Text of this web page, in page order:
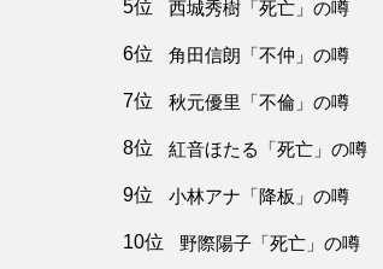
5位 西城秀樹「死亡」の噂
6位 角田信朗「不仲」の噂
7位 秋元優里「不倫」の噂
8位 紅音ほたる「死亡」の噂
9位 小林アナ「降板」の噂
10位 野際陽子「死亡」の噂